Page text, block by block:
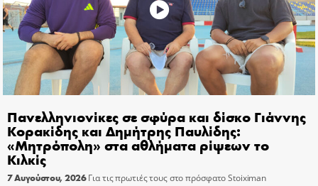
Πανελληνιονίκες σε σφύρα και δίσκο Γιάννης
Κορακίδης και Δημήτρης Παυλίδης:
«Μητρόπολη» στα αθλήματα ρίψεων το
Κιλκίς
7 Αυγούστου, 2026 Για τις πρωτιές τους στο πρόσφατο Stoiximan